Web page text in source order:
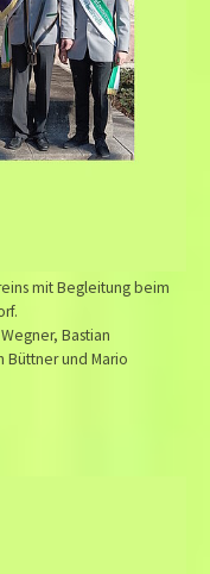
mit Begleitung beim
Bastian
Büttner und Mario